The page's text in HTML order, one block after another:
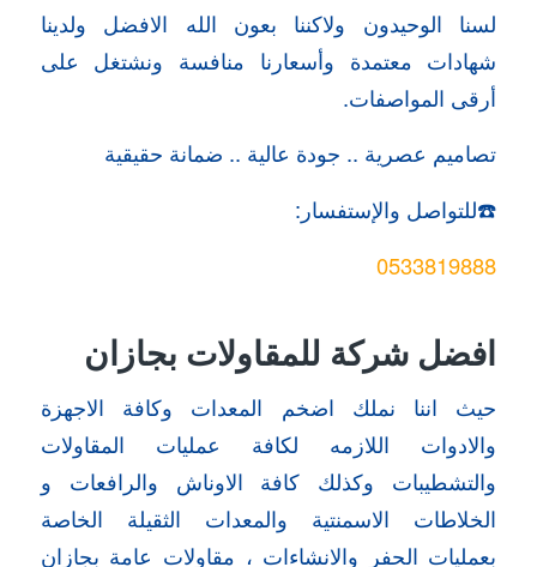
لسنا الوحيدون ولاكننا بعون الله الافضل ولدينا
شهادات معتمدة وأسعارنا منافسة ونشتغل على
أرقى المواصفات.
تصاميم عصرية .. جودة عالية .. ضمانة حقيقية
☎️للتواصل والإستفسار:
0533819888
افضل شركة للمقاولات بجازان
حيث اننا نملك اضخم المعدات وكافة الاجهزة
والادوات اللازمه لكافة عمليات المقاولات
والتشطيبات وكذلك كافة الاوناش والرافعات و
الخلاطات الاسمنتية والمعدات الثقيلة الخاصة
بعمليات الحفر والانشاءات ، مقاولات عامة بجازان